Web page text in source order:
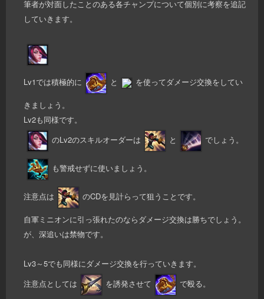
筆者が対面したことのある各チャンプについて個別に考察を追記
していきます。
Lv1では積極的に と を使ってダメージ交換をしてい
きましょう。
Lv2も同様です。
のLv2のスキルオーダーは
と でしょう。
も警戒せずに使いましょう。
注意点は のCDを見計らって狙うことです。
自軍ミニオンに引っ張れたのならダメージ交換は勝ちでしょう。
が、深追いは禁物です。
Lv3～5でも同様にダメージ交換を行っていきます。
注意点としては
を誘発させて で殴る。